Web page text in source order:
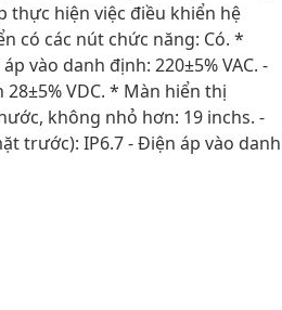
thực hiện việc điều khiển hệ
có các nút chức năng: Có. *
vào danh định: 220±5% VAC. -
VDC. * Màn hiển thị
không nhỏ hơn: 19 inchs. -
trước): IP6.7 - Điện áp vào danh